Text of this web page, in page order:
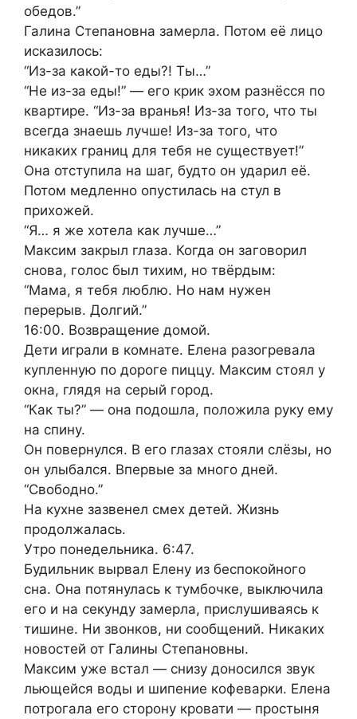
обедов.”
Галина Степановна замерла. Потом её лицо
исказилось:
“Из-за какой-то еды?! Ты…”
“Не из-за еды!” — его крик эхом разнёсся по
квартире. “Из-за вранья! Из-за того, что ты
всегда знаешь лучше! Из-за того, что
никаких границ для тебя не существует!”
Она отступила на шаг, будто он ударил её.
Потом медленно опустилась на стул в
прихожей.
“Я… я же хотела как лучше…”
Максим закрыл глаза. Когда он заговорил
снова, голос был тихим, но твёрдым:
“Мама, я тебя люблю. Но нам нужен
перерыв. Долгий.”
16:00. Возвращение домой.
Дети играли в комнате. Елена разогревала
купленную по дороге пиццу. Максим стоял у
окна, глядя на серый город.
“Как ты?” — она подошла, положила руку ему
на спину.
Он повернулся. В его глазах стояли слёзы, но
он улыбался. Впервые за много дней.
“Свободно.”
На кухне зазвенел смех детей. Жизнь
продолжалась.
Утро понедельника. 6:47.
Будильник вырвал Елену из беспокойного
сна. Она потянулась к тумбочке, выключила
его и на секунду замерла, прислушиваясь к
тишине. Ни звонков, ни сообщений. Никаких
новостей от Галины Степановны.
Максим уже встал — снизу доносился звук
льющейся воды и шипение кофеварки. Елена
потрогала его сторону кровати — простыня